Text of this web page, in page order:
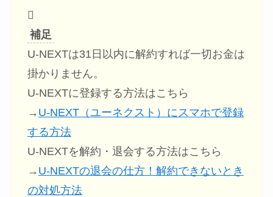
補足
U-NEXTは31日以内に解約すれば一切お金は
掛かりません。
U-NEXTに登録する方法はこちら
→ U-NEXT（ユーネクスト）にスマホで登録
する方法
U-NEXTを解約・退会する方法はこちら
→ U-NEXTの退会の仕方！解約できないとき
の対処方法